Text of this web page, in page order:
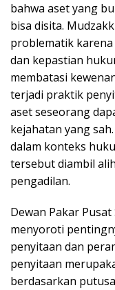
bahwa aset yang
bisa disita.
problematik
dan kepastian
membatasi
terjadi praktik
aset seseorang
kejahatan yang
dalam konteks
tersebut diambil
pengadilan.
Dewan Pakar
menyoroti
penyitaan dan
penyitaan
berdasarkan